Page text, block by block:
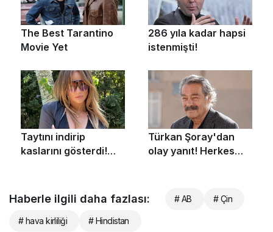
Haberle ilgili daha fazlası: # AB # Çin
# hava kirliliği # Hindistan